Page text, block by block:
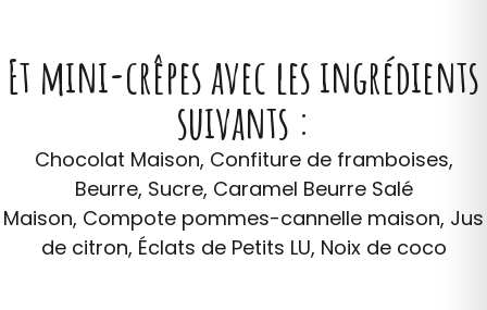
Et mini-crêpes avec les ingrédients
suivants :
Chocolat Maison, Confiture de framboises,
Beurre, Sucre, Caramel Beurre Salé
Maison, Compote pommes-cannelle maison, Jus
de citron, Éclats de Petits LU, Noix de coco